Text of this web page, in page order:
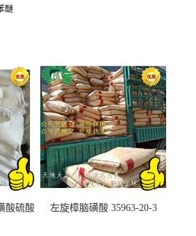
醚
酸硫酸
左旋樟脑磺酸 35963-20-3